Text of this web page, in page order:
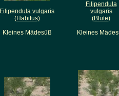
Filipendula vulgaris
(Habitus)
Kleines Mädesüß
Filipendula
vulgaris
(Blüte)
Kleines